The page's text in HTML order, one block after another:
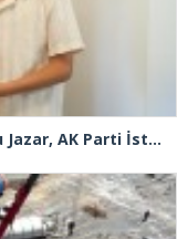
Gazze’nin çocuk elçisi Ramadan Abu Jazar, AK Parti İstanbul İl Başkanlığını ziyaret etti